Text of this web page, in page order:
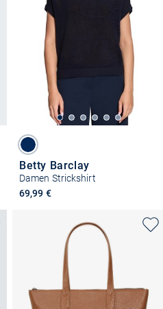
Betty Barclay
Damen Strickshirt
69,99 €